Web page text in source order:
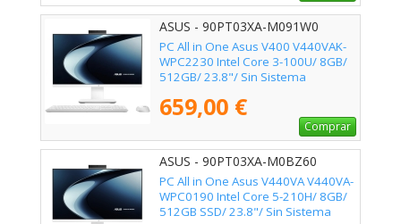
ASUS - 90PT03XA-M091W0
PC All in One Asus V400 V440VAK-
WPC2230 Intel Core 3-100U/ 8GB/
512GB/ 23.8"/ Sin Sistema
659,00 €
Comprar
ASUS - 90PT03XA-M0BZ60
PC All in One Asus V440VA V440VA-
WPC0190 Intel Core 5-210H/ 8GB/
512GB SSD/ 23.8"/ Sin Sistema